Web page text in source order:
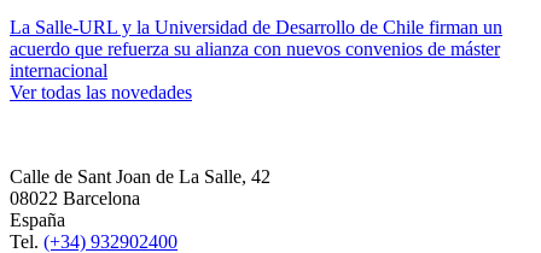
La Salle-URL y la Universidad de Desarrollo de Chile firman un
acuerdo que refuerza su alianza con nuevos convenios de máster
internacional
Ver todas las novedades
Calle de Sant Joan de La Salle, 42
08022 Barcelona
España
Tel. (+34) 932902400